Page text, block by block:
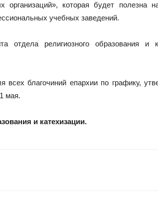
организаций», которая будет полезна
учебных заведений.
отдела религиозного образования и
благочиний епархии по графику,
мая.
и катехизации.